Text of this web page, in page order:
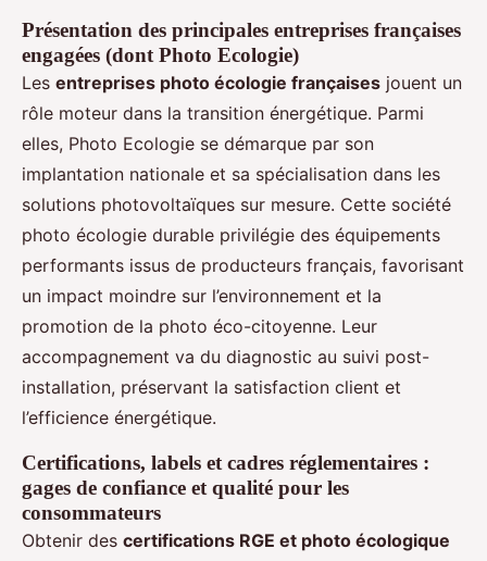
Présentation des principales entreprises françaises
engagées (dont Photo Ecologie)
Les entreprises photo écologie françaises jouent un
rôle moteur dans la transition énergétique. Parmi
elles, Photo Ecologie se démarque par son
implantation nationale et sa spécialisation dans les
solutions photovoltaïques sur mesure. Cette société
photo écologie durable privilégie des équipements
performants issus de producteurs français, favorisant
un impact moindre sur l’environnement et la
promotion de la photo éco-citoyenne. Leur
accompagnement va du diagnostic au suivi post-
installation, préservant la satisfaction client et
l’efficience énergétique.
Certifications, labels et cadres réglementaires :
gages de confiance et qualité pour les
consommateurs
Obtenir des certifications RGE et photo écologique